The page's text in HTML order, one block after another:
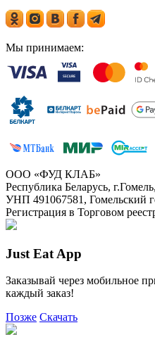
Мы принимаем:
ООО «ФУД КЛАБ»
Республика Беларусь,
УНП 491067581, Гомельский
Регистрация в Торговом
Just Eat App
Заказывай через мобильное
каждый заказ!
Позже Скачать